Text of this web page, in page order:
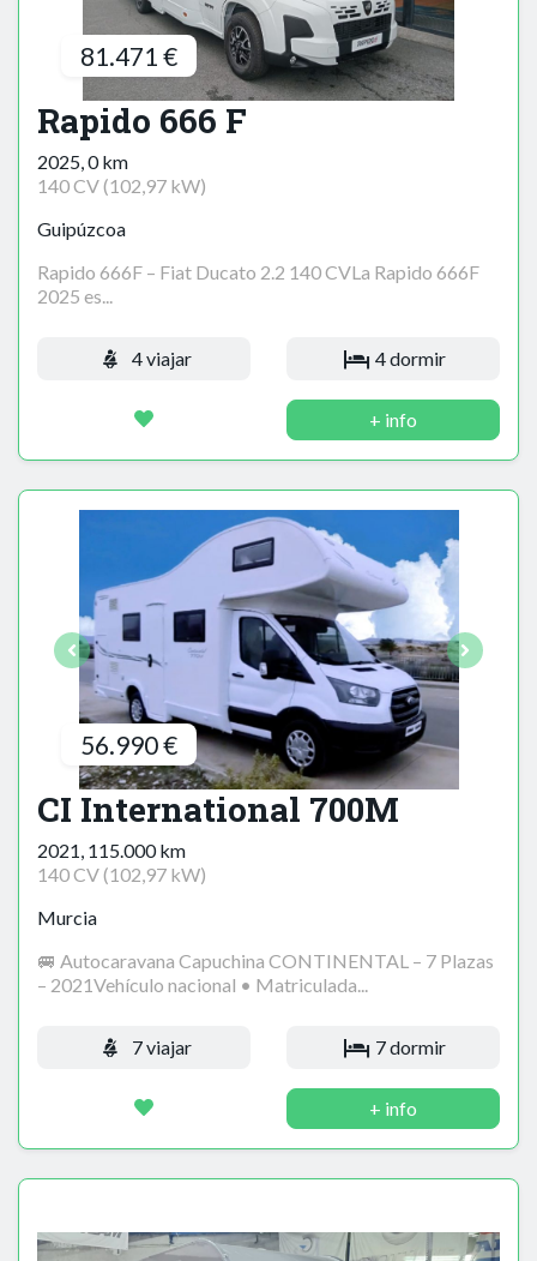
81.471 €
Rapido 666 F
2025, 0 km
140 CV (102,97 kW)
Guipúzcoa
Rapido 666F – Fiat Ducato 2.2 140 CVLa Rapido 666F
2025 es...
4 viajar 4 dormir
+ info
56.990 €
CI International 700M
2021, 115.000 km
140 CV (102,97 kW)
Murcia
🚐 Autocaravana Capuchina CONTINENTAL – 7 Plazas
– 2021Vehículo nacional • Matriculada...
7 viajar 7 dormir
+ info